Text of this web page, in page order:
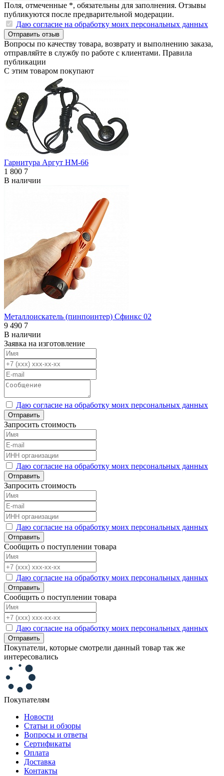
Поля, отмеченные *, обязательны для заполнения. Отзывы
публикуются после предварительной модерации.
Даю согласие на обработку моих персональных данных
Отправить отзыв
Вопросы по качеству товара, возврату и выполнению заказа,
отправляйте в службу по работе с клиентами. Правила
публикации
С этим товаром покупают
Гарнитура Аргут НМ-66
1 800 7
В наличии
Металлоискатель (пинпоинтер) Сфинкс 02
9 490 7
В наличии
Заявка на изготовление
Даю согласие на обработку моих персональных данных
Отправить
Запросить стоимость
Даю согласие на обработку моих персональных данных
Отправить
Запросить стоимость
Даю согласие на обработку моих персональных данных
Отправить
Сообщить о поступлении товара
Даю согласие на обработку моих персональных данных
Отправить
Сообщить о поступлении товара
Даю согласие на обработку моих персональных данных
Отправить
Покупатели, которые смотрели данный товар так же
интересовались
Покупателям
Новости
Статьи и обзоры
Вопросы и ответы
Сертификаты
Оплата
Доставка
Контакты